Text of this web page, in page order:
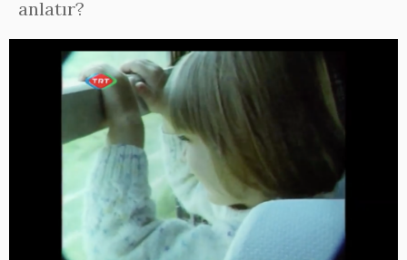
anlatır?